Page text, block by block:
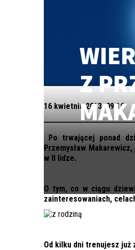
Z
16 kwietnia 2013, 09:16
Po trwającej ponad
Przemysław
w II lidze.
O tym, co w ciągu
zainteresowaniach,
Od kilku dni trenujesz już